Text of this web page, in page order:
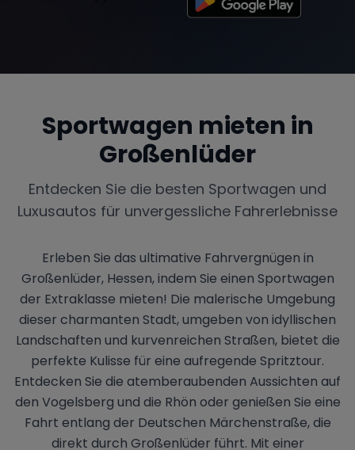
Sportwagen mieten in
Großenlüder
Entdecken Sie die besten Sportwagen und
Luxusautos für unvergessliche Fahrerlebnisse
Erleben Sie das ultimative Fahrvergnügen in
Großenlüder, Hessen, indem Sie einen Sportwagen
der Extraklasse mieten! Die malerische Umgebung
dieser charmanten Stadt, umgeben von idyllischen
Landschaften und kurvenreichen Straßen, bietet die
perfekte Kulisse für eine aufregende Spritztour.
Entdecken Sie die atemberaubenden Aussichten auf
den Vogelsberg und die Rhön oder genießen Sie eine
Fahrt entlang der Deutschen Märchenstraße, die
direkt durch Großenlüder führt. Mit einer